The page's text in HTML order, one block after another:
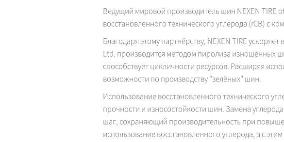
Ведущий мировой производитель шин NEXEN TIRE
восстановленного технического углерода (rCB) с
Благодаря этому партнёрству, NEXEN TIRE
Ltd. производится методом пиролиза изношенных
способствует цикличности ресурсов. Расширяя
возможности по производству "зелёных" шин.
Использование восстановленного технического
прочности и износостойкости шин. Замена
шаг, сохраняющий производительность при
использование восстановленного углерода, а с